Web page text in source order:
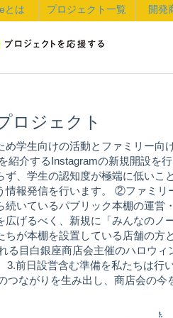
開発
プロジェクト一覧
とは
ロジェクト
学生向けの活動とファミリー向
介するInstagramの新規開設を
、学生の認知度が極端に低いこ
情報発信を行います。 ②ファミリ
いているパブリック本棚の運営
げるべく、新規に「みんなのノ
が本棚を設置している店舗の方
目白銀座商店会主催のハロウィ
3.前日設営含む準備を私たちは行
つながりを生み出し、商店会の今